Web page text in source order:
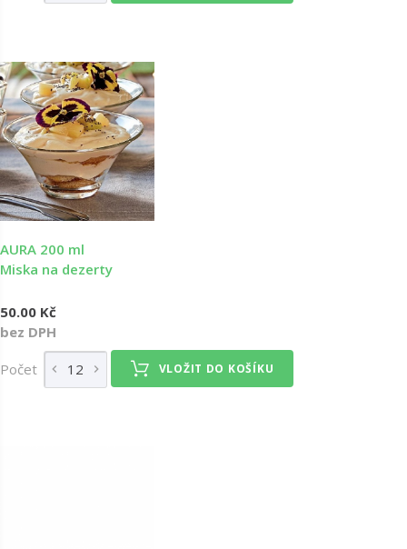
AURA 200 ml
Miska na dezerty
50.00 Kč
bez DPH
Počet VLOŽIT DO KOŠÍKU